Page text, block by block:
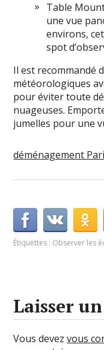
Table
une vue
environs,
spot
Il est recommandé
météorologiques
pour éviter toute
nuageuses.
jumelles pour une
déménagement
Étiquettes : Observer les
Laisser
Vous devezvous